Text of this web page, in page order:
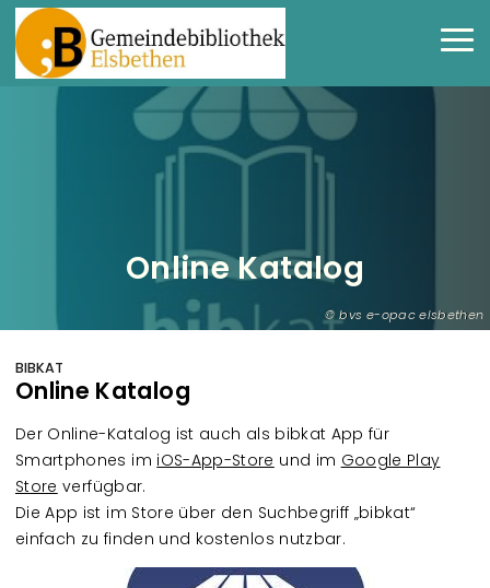
Direkt zum Inhalt
bvs e-opac elsbethen
Online Katalog
BIBKAT
Online Katalog
Der Online-Katalog ist auch als bibkat App für
Smartphones im iOS-App-Store und im Google Play
Store verfügbar.
Die App ist im Store über den Suchbegriff „bibkat“
einfach zu finden und kostenlos nutzbar.